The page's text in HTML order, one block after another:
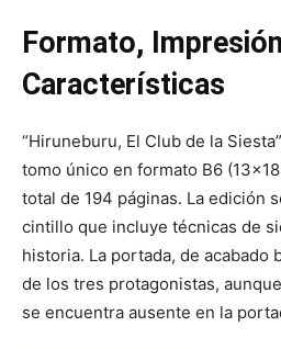
Formato,
Características
“Hiruneburu, El Club de la
tomo único en formato B6
total de 194 páginas. La edición
cintillo que incluye técnicas de
historia. La portada, de acabado
de los tres protagonistas,
se encuentra ausente en la